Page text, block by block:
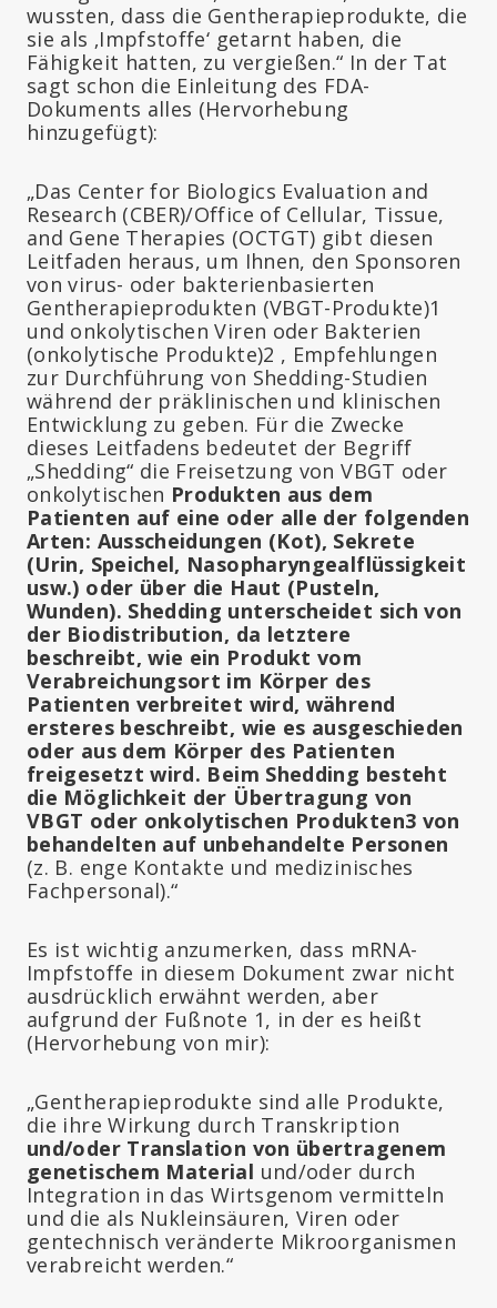
wussten, dass die Gentherapieprodukte, die
sie als ‚Impfstoffe‘ getarnt haben, die
Fähigkeit hatten, zu vergießen.“ In der Tat
sagt schon die Einleitung des FDA-
Dokuments alles (Hervorhebung
hinzugefügt):
„Das Center for Biologics Evaluation and
Research (CBER)/Office of Cellular, Tissue,
and Gene Therapies (OCTGT) gibt diesen
Leitfaden heraus, um Ihnen, den Sponsoren
von virus- oder bakterienbasierten
Gentherapieprodukten (VBGT-Produkte)1
und onkolytischen Viren oder Bakterien
(onkolytische Produkte)2 , Empfehlungen
zur Durchführung von Shedding-Studien
während der präklinischen und klinischen
Entwicklung zu geben. Für die Zwecke
dieses Leitfadens bedeutet der Begriff
„Shedding“ die Freisetzung von VBGT oder
onkolytischen Produkten aus dem
Patienten auf eine oder alle der folgenden
Arten: Ausscheidungen (Kot), Sekrete
(Urin, Speichel, Nasopharyngealflüssigkeit
usw.) oder über die Haut (Pusteln,
Wunden). Shedding unterscheidet sich von
der Biodistribution, da letztere
beschreibt, wie ein Produkt vom
Verabreichungsort im Körper des
Patienten verbreitet wird, während
ersteres beschreibt, wie es ausgeschieden
oder aus dem Körper des Patienten
freigesetzt wird. Beim Shedding besteht
die Möglichkeit der Übertragung von
VBGT oder onkolytischen Produkten3 von
behandelten auf unbehandelte Personen
(z. B. enge Kontakte und medizinisches
Fachpersonal).“
Es ist wichtig anzumerken, dass mRNA-
Impfstoffe in diesem Dokument zwar nicht
ausdrücklich erwähnt werden, aber
aufgrund der Fußnote 1, in der es heißt
(Hervorhebung von mir):
„Gentherapieprodukte sind alle Produkte,
die ihre Wirkung durch Transkription
und/oder Translation von übertragenem
genetischem Material und/oder durch
Integration in das Wirtsgenom vermitteln
und die als Nukleinsäuren, Viren oder
gentechnisch veränderte Mikroorganismen
verabreicht werden.“